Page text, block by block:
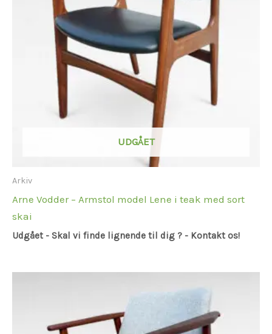
UDGÅET
Arkiv
Arne Vodder – Armstol model Lene i teak med sort
skai
Udgået - Skal vi finde lignende til dig ? - Kontakt os!